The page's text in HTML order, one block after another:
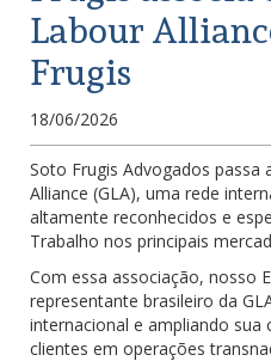
Labour
Frugis
18/06/2026
Soto Frugis Advogados passa
Alliance (GLA), uma rede
altamente reconhecidos e
Trabalho nos principais
Com essa associação, nosso
representante brasileiro da
internacional e ampliando sua
clientes em operações